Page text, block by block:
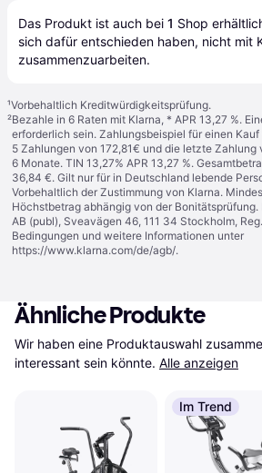
Das Produkt ist auch bei 1 Shop
sich dafür entschieden haben, nicht mit
zusammenzuarbeiten.
¹Vorbehaltlich Kreditwürdigkeitsprüfung.
²Bezahle in 6 Raten mit Klarna, * APR 13,27 %.
erforderlich sein. Zahlungsbeispiel für einen
5 Zahlungen von 172,81€ und die letzte Zahlung
6 Monate. TIN 13,27% APR 13,27 %.
36,84 €. Gilt nur für in Deutschland lebende
Vorbehaltlich der Zustimmung von Klarna.
Höchstbetrag abhängig von der Bonitätsprüfung.
AB (publ), Sveavägen 46, 111 34 Stockholm,
Bedingungen und weitere Informationen unter
https://www.klarna.com/de/agb/.
Ähnliche Produkte
Wir haben eine Produktauswahl
interessant sein könnte. Alle anzeigen
Im Trend